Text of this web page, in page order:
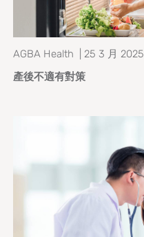
AGBA Health | 25 3 月 2025
產後不適有對策